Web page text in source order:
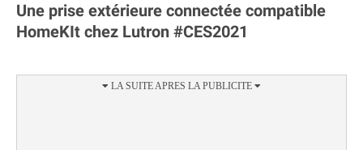
Une prise extérieure connectée compatible
HomeKIt chez Lutron #CES2021